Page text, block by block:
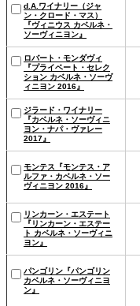
d.A.ワイナリー（ジャ
ン・クロード・マス）
『ヴィニウス カベルネ・
ソーヴィニヨン』
ロバート・モンダヴィ
『プライベート・セレク
ション カベルネ・ソーヴ
ィニヨン 2016』
ジラード・ワイナリー
『カベルネ・ソーヴィニ
ヨン・ナパ・ヴァレー
2017』
モンテス『モンテス・ア
ルファ・カベルネ・ソー
ヴィニヨン 2016』
リンカーン・エステート
『リンカーン・エステー
ト カベルネ・ソーヴィニ
ヨン』
パンゴリン『パンゴリン
カベルネ・ソーヴィニヨ
ン』